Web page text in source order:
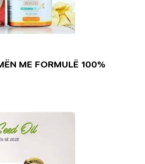
ME FORMULË 100%